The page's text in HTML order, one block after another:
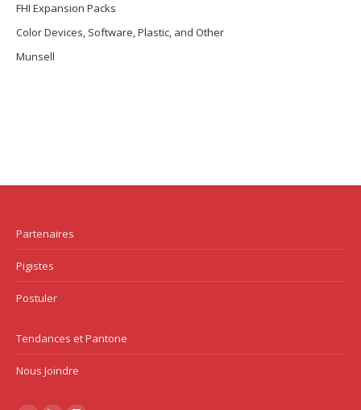
FHI Expansion Packs
Color Devices, Software, Plastic, and Other
Munsell
Partenaires
Pigistes
Postuler
Tendances et Pantone
Nous Joindre